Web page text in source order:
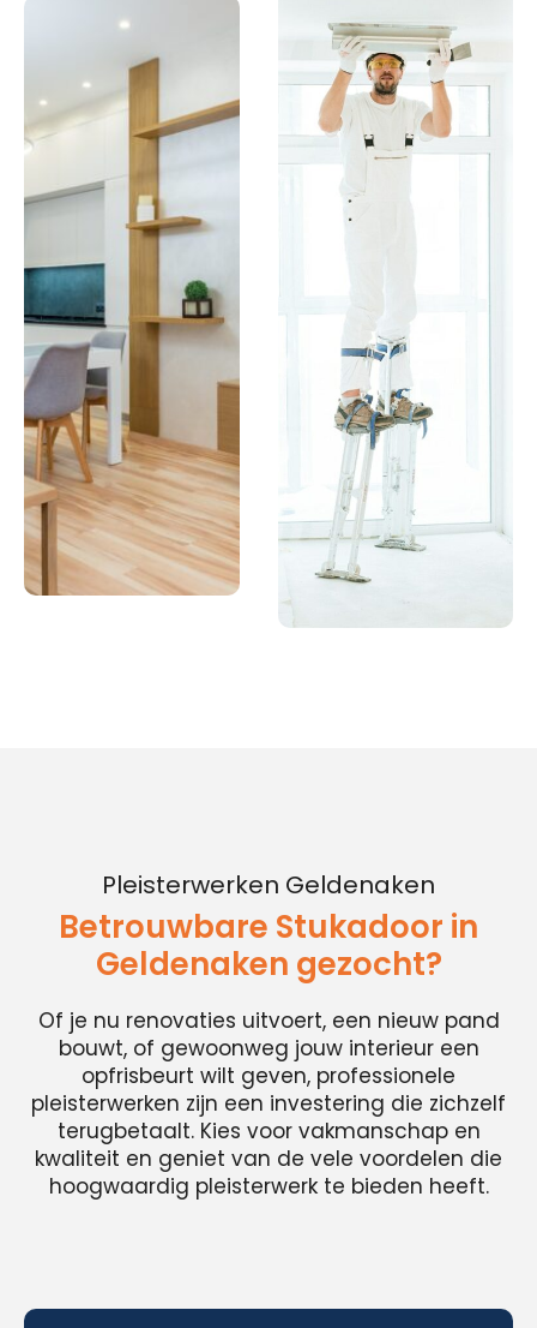
Pleisterwerken Geldenaken
Betrouwbare Stukadoor in
Geldenaken gezocht?
Of je nu renovaties uitvoert, een nieuw pand
bouwt, of gewoonweg jouw interieur een
opfrisbeurt wilt geven, professionele
pleisterwerken zijn een investering die zichzelf
terugbetaalt. Kies voor vakmanschap en
kwaliteit en geniet van de vele voordelen die
hoogwaardig pleisterwerk te bieden heeft.